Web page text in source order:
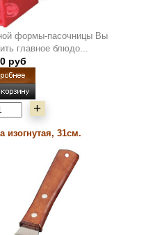
формы-пасочницы Вы
главное блюдо...
руб
+
изогнутая, 31см.